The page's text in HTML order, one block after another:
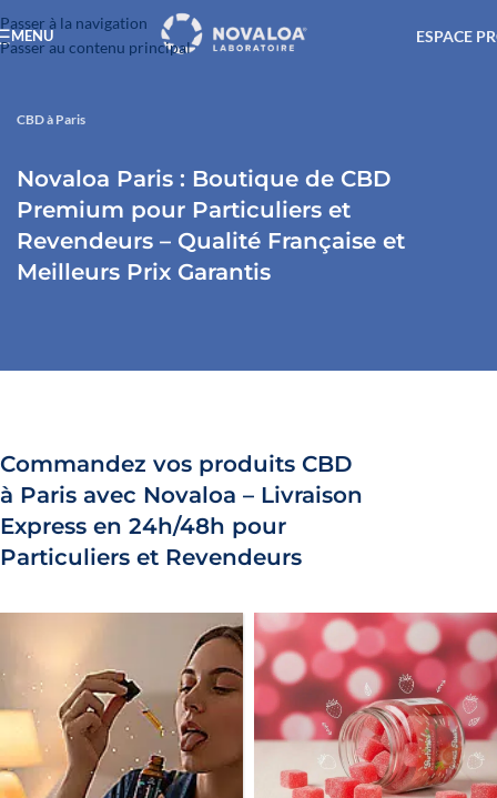
Passer à la navigation
Passer au contenu principal
MENU ESPACE
CBD à Paris
Novaloa Paris : Boutique de CBD
Premium pour Particuliers et
Revendeurs – Qualité Française et
Meilleurs Prix Garantis
Commandez vos produits CBD
à Paris avec Novaloa – Livraison
Express en 24h/48h pour
Particuliers et Revendeurs